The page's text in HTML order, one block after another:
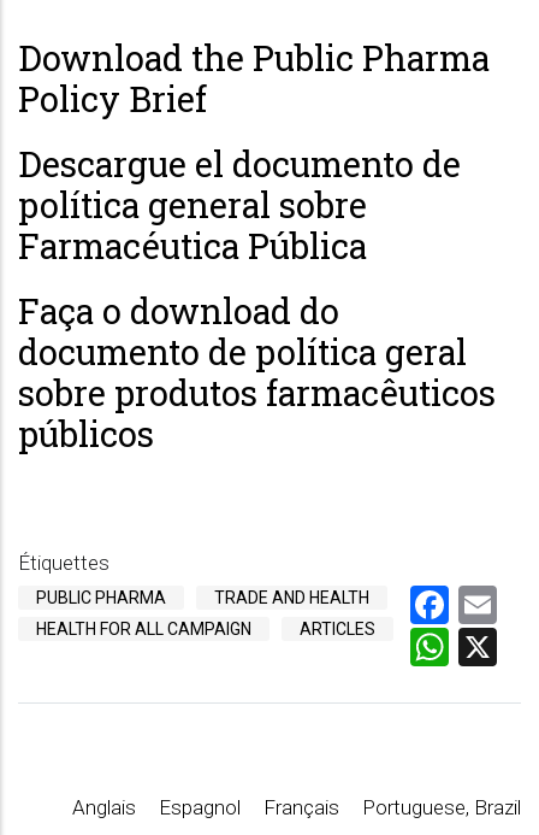
Download the Public Pharma
Policy Brief
Descargue el documento de
política general sobre
Farmacéutica Pública
Faça o download do
documento de política geral
sobre produtos farmacêuticos
públicos
Étiquettes
PUBLIC PHARMA
TRADE AND HEALTH
HEALTH FOR ALL CAMPAIGN
ARTICLES
Anglais Espagnol Français Portuguese, Brazil